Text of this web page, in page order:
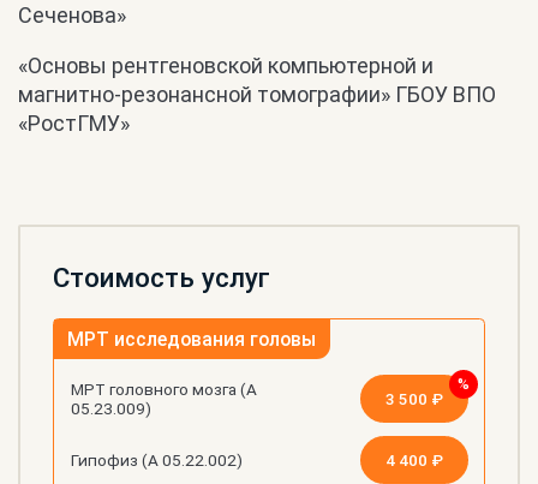
Сеченова»
«Основы рентгеновской компьютерной и
магнитно-резонансной томографии» ГБОУ ВПО
«РостГМУ»
Стоимость услуг
МРТ исследования головы
МРТ головного мозга (А
05.23.009)
3 500 ₽
Гипофиз (А 05.22.002) 4 400 ₽